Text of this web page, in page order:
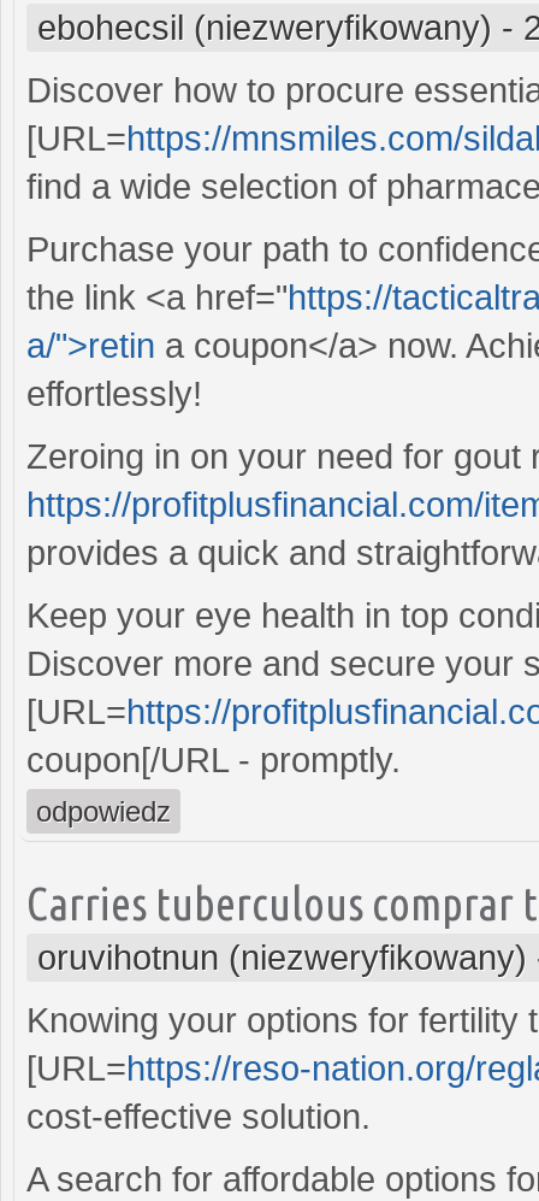
ebohecsil (niezweryfikowany) -
Discover how to procure
[URL=https://mnsmiles.com/
find a wide selection of
Purchase your path to
the link <a href="https://
a/">retin a coupon</a> now.
effortlessly!
Zeroing in on your need for gout
https://profitplusfinancial.com/
provides a quick and
Keep your eye health in top
Discover more and secure your
[URL=https://
coupon[/URL - promptly.
odpowiedz
Carries tuberculous
oruvihotnun (niezweryfikowany)
Knowing your options for
[URL=https://reso-nation.org/
cost-effective solution.
A search for affordable options